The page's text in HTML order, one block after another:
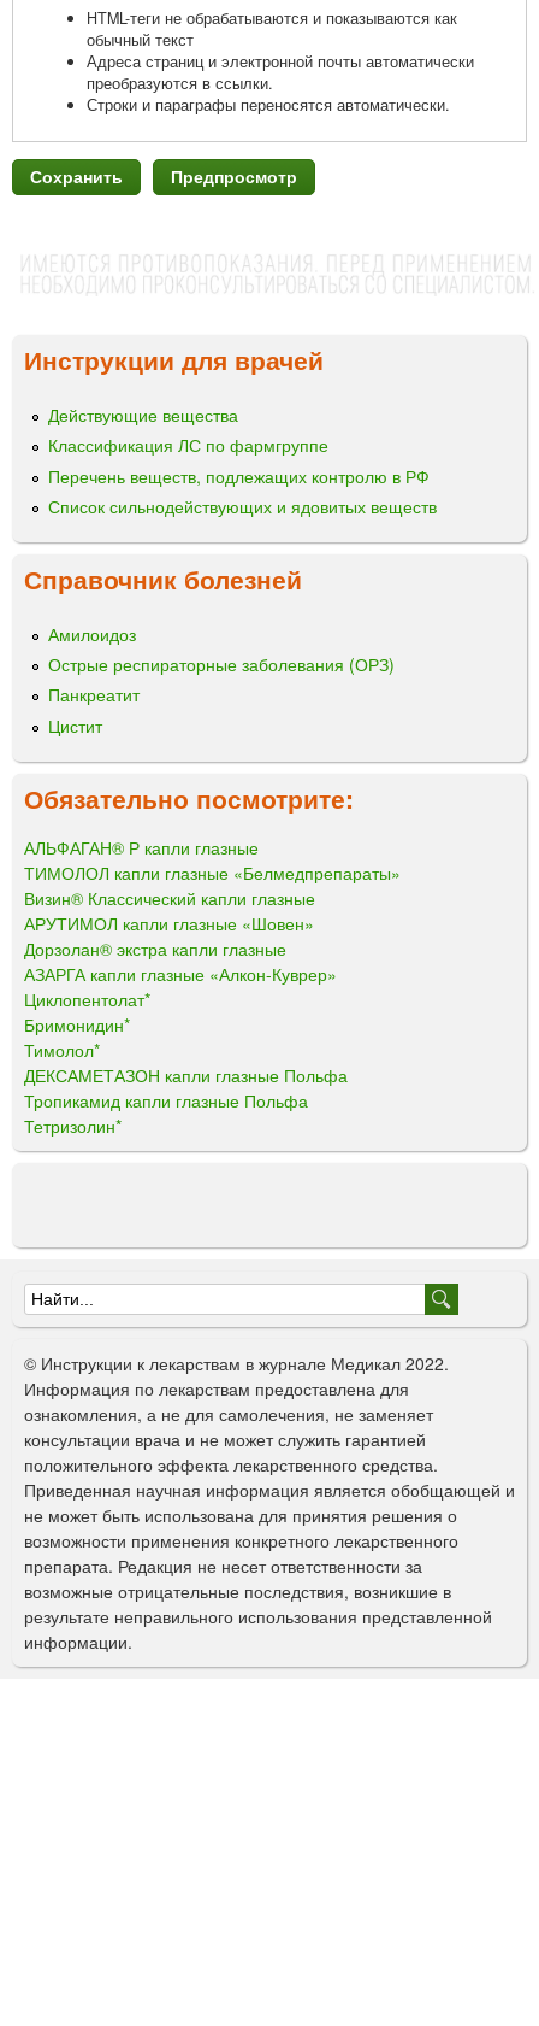
HTML-теги не обрабатываются и показываются как
обычный текст
Адреса страниц и электронной почты автоматически
преобразуются в ссылки.
Строки и параграфы переносятся автоматически.
Инструкции для врачей
Действующие вещества
Классификация ЛС по фармгруппе
Перечень веществ, подлежащих контролю в РФ
Список сильнодействующих и ядовитых веществ
Справочник болезней
Амилоидоз
Острые респираторные заболевания (ОРЗ)
Панкреатит
Цистит
Обязательно посмотрите:
АЛЬФАГАН® Р капли глазные
ТИМОЛОЛ капли глазные «Белмедпрепараты»
Визин® Классический капли глазные
АРУТИМОЛ капли глазные «Шовен»
Дорзолан® экстра капли глазные
АЗАРГА капли глазные «Алкон-Куврер»
Циклопентолат*
Бримонидин*
Тимолол*
ДЕКСАМЕТАЗОН капли глазные Польфа
Тропикамид капли глазные Польфа
Тетризолин*
Ф
о
р
м
а
п
о
и
с
к
© Инструкции к лекарствам в журнале Медикал 2022.
Информация по лекарствам предоставлена для
ознакомления, а не для самолечения, не заменяет
консультации врача и не может служить гарантией
положительного эффекта лекарственного средства.
Приведенная научная информация является обобщающей и
не может быть использована для принятия решения о
возможности применения конкретного лекарственного
препарата. Редакция не несет ответственности за
возможные отрицательные последствия, возникшие в
результате неправильного использования представленной
информации.